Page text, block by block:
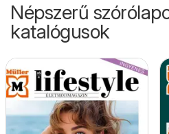
Népszerű
katalógusok